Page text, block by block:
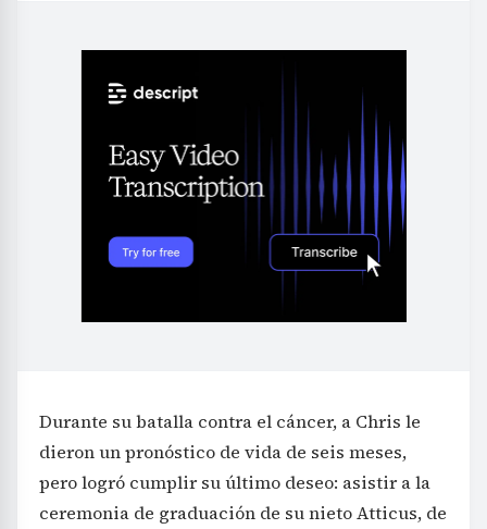
Durante su batalla contra el cáncer, a Chris le
dieron un pronóstico de vida de seis meses,
pero logró cumplir su último deseo: asistir a la
ceremonia de graduación de su nieto Atticus, de